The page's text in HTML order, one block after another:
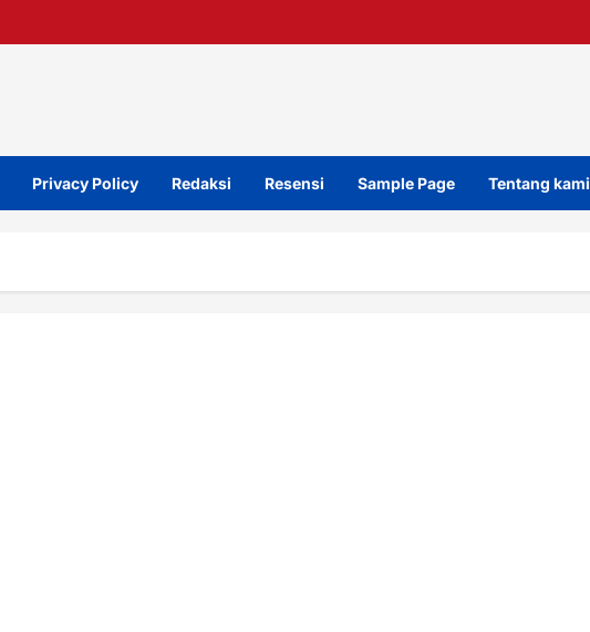
Privacy Policy Redaksi Resensi Sample Page Tentang kami